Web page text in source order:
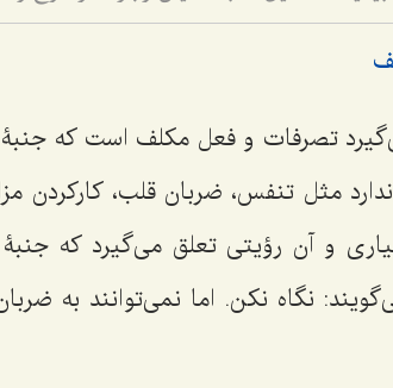
تصرفات و فعل مكلف است كه جنبۀ
مثل تنفس، ضربان قلب، كاركردن
و آن رؤیتى تعلق می‌گیرد كه
نگاه نكن. اما نمی‌توانند به